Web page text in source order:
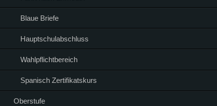
Blaue Briefe
Hauptschulabschluss
Wahlpflichtbereich
Spanisch Zertifikatskurs
Oberstufe